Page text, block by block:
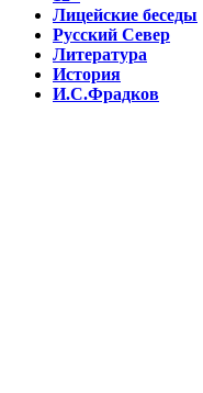
Лицейские беседы
Русский Север
Литература
История
И.С.Фрадков